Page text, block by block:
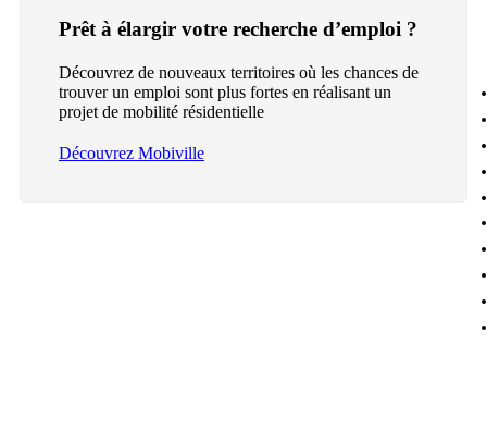
Prêt à élargir votre recherche d’emploi ?
Découvrez de nouveaux territoires où les chances de
trouver un emploi sont plus fortes en réalisant un
projet de mobilité résidentielle
Découvrez Mobiville